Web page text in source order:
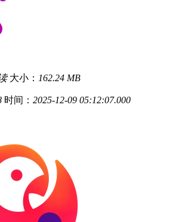
大小： 162.24 MB
时间： 2025-12-09 05:12:07.000